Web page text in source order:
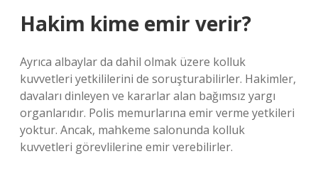
Hakim kime emir verir?
Ayrıca albaylar da dahil olmak üzere kolluk
kuvvetleri yetkililerini de soruşturabilirler. Hakimler,
davaları dinleyen ve kararlar alan bağımsız yargı
organlarıdır. Polis memurlarına emir verme yetkileri
yoktur. Ancak, mahkeme salonunda kolluk
kuvvetleri görevlilerine emir verebilirler.